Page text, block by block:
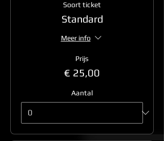
Soort ticket
Standard
Meer info
Prijs
€ 25,00
Aantal